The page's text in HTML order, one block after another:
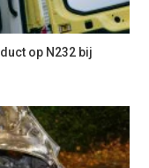
op N232 bij